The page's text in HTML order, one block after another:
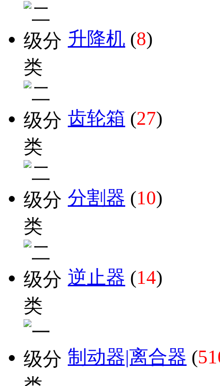
升降机 (8)
齿轮箱 (27)
分割器 (10)
逆止器 (14)
制动器|离合器 (